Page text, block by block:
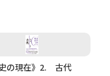
史の現在》2. 古代